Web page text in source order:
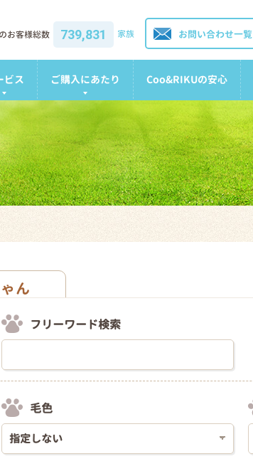
お問い合わせ一覧
お客様総数 739,831 家族
ビス ご購入にあたり Coo&RIKUの安心
ん
フリーワード検索
毛色